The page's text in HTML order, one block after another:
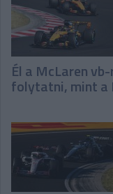
Él a McLaren
folytatni, mint a